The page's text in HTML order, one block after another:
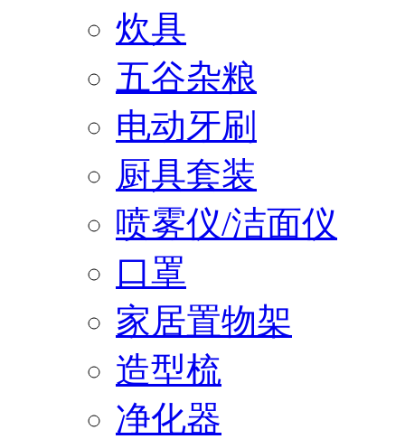
炊具
五谷杂粮
电动牙刷
厨具套装
喷雾仪/洁面仪
口罩
家居置物架
造型梳
净化器